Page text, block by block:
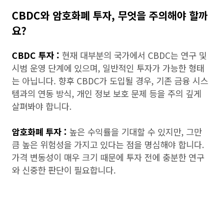
CBDC와 암호화폐 투자, 무엇을 주의해야 할까
요?
CBDC 투자 : 현재 대부분의 국가에서 CBDC는 연구 및
시범 운영 단계에 있으며, 일반적인 투자가 가능한 형태
는 아닙니다. 향후 CBDC가 도입될 경우, 기존 금융 시스
템과의 연동 방식, 개인 정보 보호 문제 등을 주의 깊게
살펴봐야 합니다.
암호화폐 투자 : 높은 수익률을 기대할 수 있지만, 그만
큼 높은 위험성을 가지고 있다는 점을 명심해야 합니다.
가격 변동성이 매우 크기 때문에 투자 전에 충분한 연구
와 신중한 판단이 필요합니다.